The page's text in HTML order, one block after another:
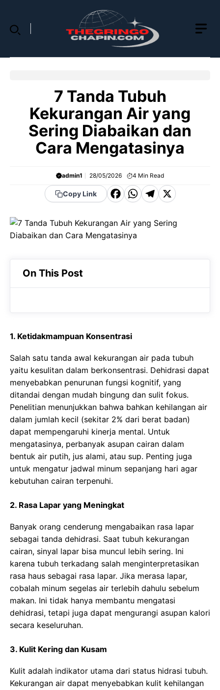
content
7 Tanda Tubuh
Kekurangan Air yang
Sering Diabaikan dan
Cara Mengatasinya
admin1 28/05/2026 4 Min Read
Copy Link
F
c
e
b
o
W
a
t
s
p
T
e
r
m
X
On This Post
1. Ketidakmampuan Konsentrasi
Salah satu tanda awal kekurangan air pada tubuh
yaitu kesulitan dalam berkonsentrasi. Dehidrasi dapat
menyebabkan penurunan fungsi kognitif, yang
ditandai dengan mudah bingung dan sulit fokus.
Penelitian menunjukkan bahwa bahkan kehilangan air
dalam jumlah kecil (sekitar 2% dari berat badan)
dapat mempengaruhi kinerja mental. Untuk
mengatasinya, perbanyak asupan cairan dalam
bentuk air putih, jus alami, atau sup. Penting juga
untuk mengatur jadwal minum sepanjang hari agar
kebutuhan cairan terpenuhi.
2. Rasa Lapar yang Meningkat
Banyak orang cenderung mengabaikan rasa lapar
sebagai tanda dehidrasi. Saat tubuh kekurangan
cairan, sinyal lapar bisa muncul lebih sering. Ini
karena tubuh terkadang salah menginterpretasikan
rasa haus sebagai rasa lapar. Jika merasa lapar,
cobalah minum segelas air terlebih dahulu sebelum
makan. Ini tidak hanya membantu mengatasi
dehidrasi, tetapi juga dapat mengurangi asupan kalori
secara keseluruhan.
3. Kulit Kering dan Kusam
Kulit adalah indikator utama dari status hidrasi tubuh.
Kekurangan air dapat menyebabkan kulit kehilangan